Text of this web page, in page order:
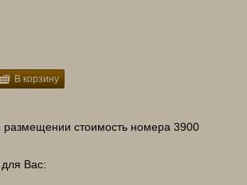
В корзину
стоимость номера 3900
Вас: